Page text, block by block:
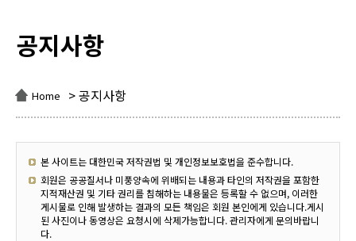
공지사항
Home > 공지사항
본 사이트는 대한민국 저작권법 및 개인정보보호법을 준수합니다.
회원은 공공질서나 미풍양속에 위배되는 내용과 타인의 저작권을 포함한
지적재산권 및 기타 권리를 침해하는 내용물은 등록할 수 없으며, 이러한
게시물로 인해 발생하는 결과의 모든 책임은 회원 본인에게 있습니다.게시
된 사진이나 동영상은 요청시에 삭제가능합니다. 관리자에게 문의바랍니
다.